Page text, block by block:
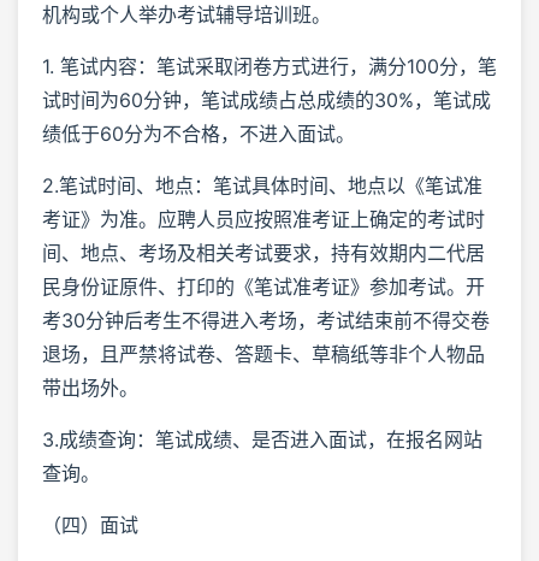
机构或个人举办考试辅导培训班。
1. 笔试内容：笔试采取闭卷方式进行，满分100分，笔
试时间为60分钟，笔试成绩占总成绩的30%，笔试成
绩低于60分为不合格，不进入面试。
2.笔试时间、地点：笔试具体时间、地点以《笔试准
考证》为准。应聘人员应按照准考证上确定的考试时
间、地点、考场及相关考试要求，持有效期内二代居
民身份证原件、打印的《笔试准考证》参加考试。开
考30分钟后考生不得进入考场，考试结束前不得交卷
退场，且严禁将试卷、答题卡、草稿纸等非个人物品
带出场外。
3.成绩查询：笔试成绩、是否进入面试，在报名网站
查询。
（四）面试